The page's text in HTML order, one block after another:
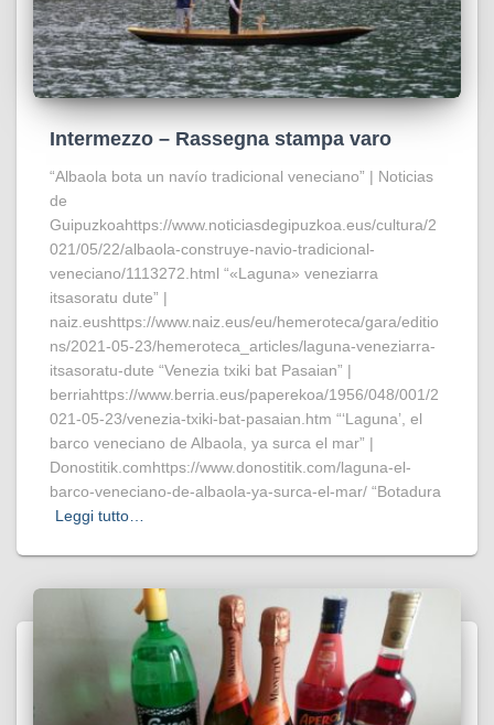
Intermezzo – Rassegna stampa varo
“Albaola bota un navío tradicional veneciano” | Noticias
de
Guipuzkoahttps://www.noticiasdegipuzkoa.eus/cultura/2
021/05/22/albaola-construye-navio-tradicional-
veneciano/1113272.html “«Laguna» veneziarra
itsasoratu dute” |
naiz.eushttps://www.naiz.eus/eu/hemeroteca/gara/editio
ns/2021-05-23/hemeroteca_articles/laguna-veneziarra-
itsasoratu-dute “Venezia txiki bat Pasaian” |
berriahttps://www.berria.eus/paperekoa/1956/048/001/2
021-05-23/venezia-txiki-bat-pasaian.htm “‘Laguna’, el
barco veneciano de Albaola, ya surca el mar” |
Donostitik.comhttps://www.donostitik.com/laguna-el-
barco-veneciano-de-albaola-ya-surca-el-mar/ “Botadura
Leggi tutto…